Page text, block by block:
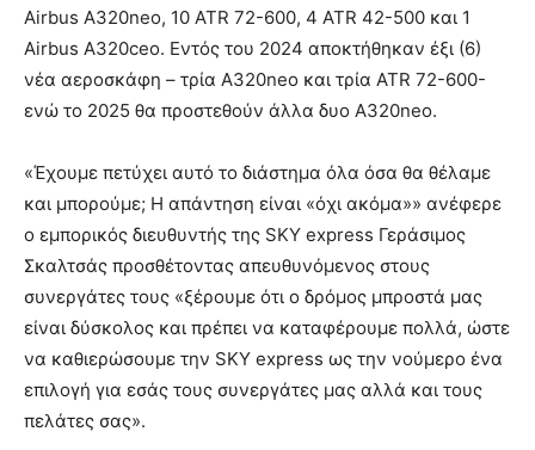
Airbus A320neo, 10 ATR 72-600, 4 ATR 42-500 και 1
Airbus A320ceo. Εντός του 2024 αποκτήθηκαν έξι (6)
νέα αεροσκάφη – τρία Α320neo και τρία ATR 72-600-
ενώ το 2025 θα προστεθούν άλλα δυο Α320neo.
«Έχουμε πετύχει αυτό το διάστημα όλα όσα θα θέλαμε
και μπορούμε; Η απάντηση είναι «όχι ακόμα»» ανέφερε
ο εμπορικός διευθυντής της SKY express Γεράσιμος
Σκαλτσάς προσθέτοντας απευθυνόμενος στους
συνεργάτες τους «ξέρουμε ότι ο δρόμος μπροστά μας
είναι δύσκολος και πρέπει να καταφέρουμε πολλά, ώστε
να καθιερώσουμε την SKY express ως την νούμερο ένα
επιλογή για εσάς τους συνεργάτες μας αλλά και τους
πελάτες σας».